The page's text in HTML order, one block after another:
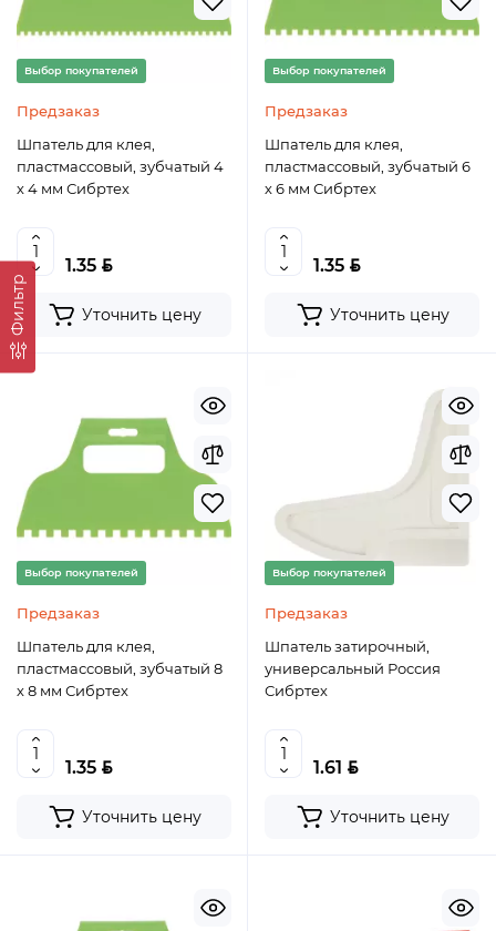
Фильтр
Выбор покупателей
Предзаказ
Шпатель для клея,
пластмассовый, зубчатый 4
х 4 мм Сибртех
1.35 BYN
Уточнить цену
Выбор покупателей
Предзаказ
Шпатель для клея,
пластмассовый, зубчатый 6
х 6 мм Сибртех
1.35 BYN
Уточнить цену
Выбор покупателей
Предзаказ
Шпатель для клея,
пластмассовый, зубчатый 8
х 8 мм Сибртех
1.35 BYN
Уточнить цену
Выбор покупателей
Предзаказ
Шпатель затирочный,
универсальный Россия
Сибртех
1.61 BYN
Уточнить цену